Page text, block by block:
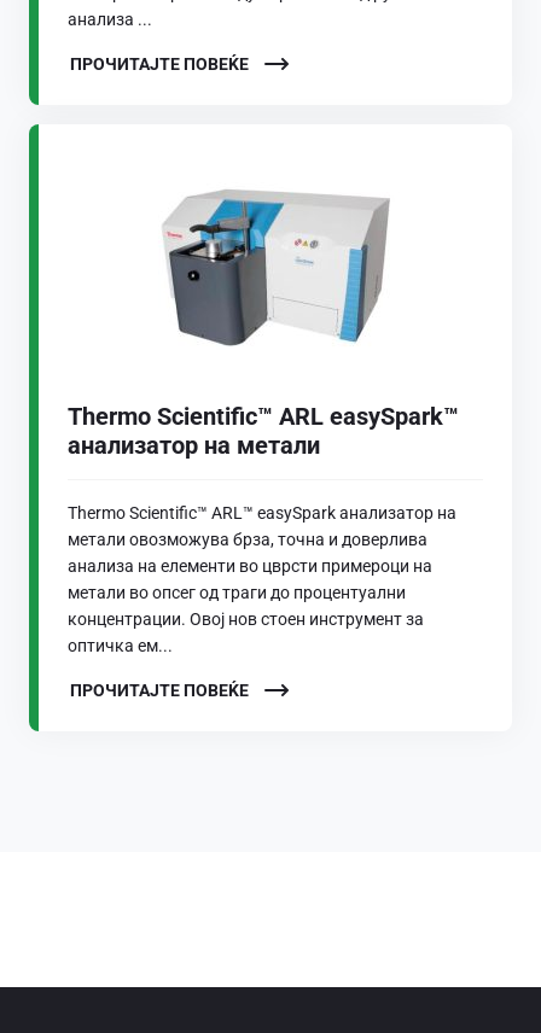
анализа ...
ПРОЧИТАЈТЕ ПОВЕЌЕ
Thermo Scientific™ ARL easySpark™
анализатор на метали
Thermo Scientific™ ARL™ easySpark анализатор на
метали овозможува брза, точна и доверлива
анализа на елементи во цврсти примероци на
метали во опсег од траги до процентуални
концентрации. Овој нов стоен инструмент за
оптичка ем...
ПРОЧИТАЈТЕ ПОВЕЌЕ